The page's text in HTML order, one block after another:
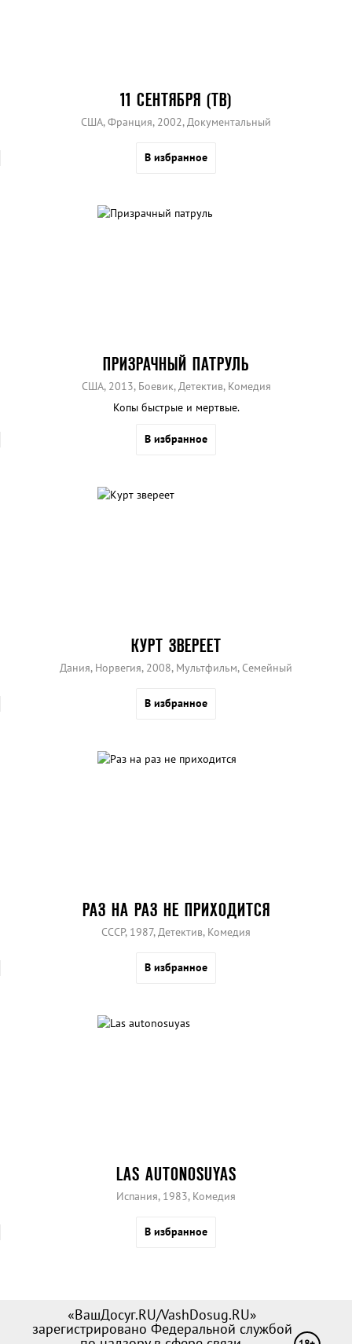
11 СЕНТЯБРЯ (ТВ)
США, Франция, 2002, Документальный
В избранное
ПРИЗРАЧНЫЙ ПАТРУЛЬ
США, 2013, Боевик, Детектив, Комедия
Копы быстрые и мертвые.
В избранное
КУРТ ЗВЕРЕЕТ
Дания, Норвегия, 2008, Мультфильм, Семейный
В избранное
РАЗ НА РАЗ НЕ ПРИХОДИТСЯ
СССР, 1987, Детектив, Комедия
В избранное
LAS AUTONOSUYAS
Испания, 1983, Комедия
В избранное
«ВашДосуг.RU/VashDosug.RU»
зарегистрировано Федеральной службой